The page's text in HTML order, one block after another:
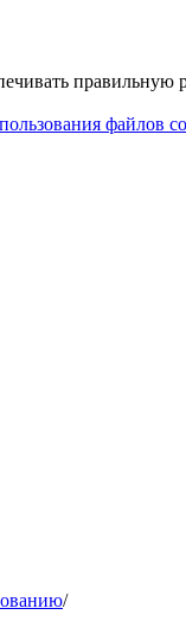
правильную
файлов
/